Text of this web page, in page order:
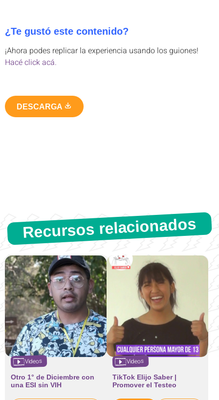
¿Te gustó este contenido?
¡Ahora podes replicar la experiencia usando los guiones!
Hacé click acá.
DESCARGA
Recursos relacionados
Videos
Otro 1° de Diciembre con
una ESI sin VIH
Videos
TikTok Elijo Saber |
Promover el Testeo